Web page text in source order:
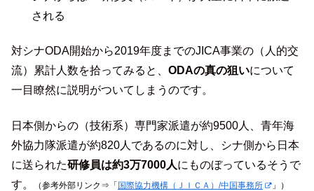
される
対シナODA開始から2019年度までのJICA事業の（人的交
流）累計人数を拾ってみると、 ODAの真の狙いについて
一目瞭然に説明がついてしまうのです。
日本側からの（技術系）専門家派遣が約9500人、青年海
外協力隊派遣が約820人であるのに対し、シナ側から日本
に送られた研修員は約3万7000人にものぼっているそうで
す。
（参考外部リンク⇒「国際協力機構（ＪＩＣＡ）/中国事務所 」）